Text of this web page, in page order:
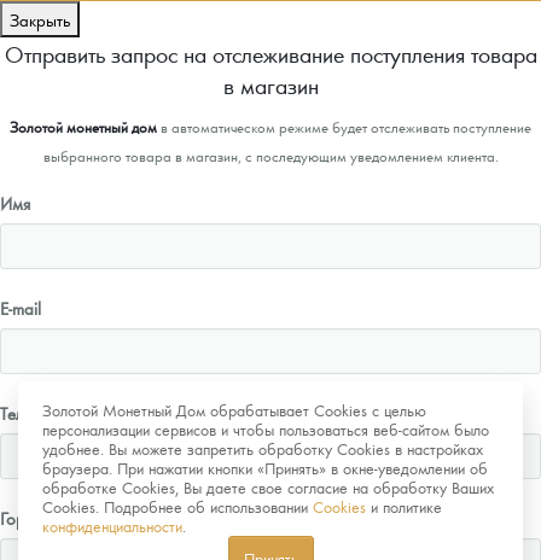
Золотой Монетный Дом обрабатывает Cookies с целью
персонализации сервисов и чтобы пользоваться веб-сайтом было
удобнее. Вы можете запретить обработку Cookies в настройках
браузера. При нажатии кнопки «Принять» в окне-уведомлении об
обработке Cookies, Вы даете свое согласие на обработку Ваших
Cookies. Подробнее об использовании Cookies и политике
конфиденциальности
Закрыть
Отправить запрос на отслеживание поступления товара
в магазин
Золотой монетный домв автоматическом режиме будет отслеживать поступление
выбранного товара в магазин, с последующим уведомлением клиента.
Имя
E-mail
Телефон
Город